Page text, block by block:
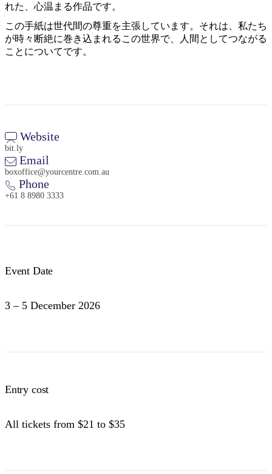
検
索:
れた、心温まる作品です。
この手紙は世代間の尊重を主張しています。それは、私たち
が時々断絶に巻き込まれるこの世界で、人間としてつながる
ことについてです。
Website
bit.ly
Email
boxoffice@yourcentre.com.au
Phone
+61 8 8980 3333
Event Date
3 – 5 December 2026
Entry cost
All tickets from $21 to $35